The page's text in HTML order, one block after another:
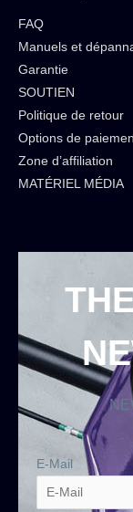
FAQ
Manuels et
Garantie
SOUTIEN
Politique de retour
Options de
Zone d’affiliation
MATÉRIEL MÉDIA
E-Mail